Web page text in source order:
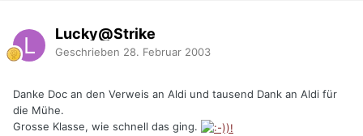
Lucky@Strike
Geschrieben 28. Februar 2003
Danke Doc an den Verweis an Aldi und tausend Dank an Aldi für
die Mühe.
Grosse Klasse, wie schnell das ging.